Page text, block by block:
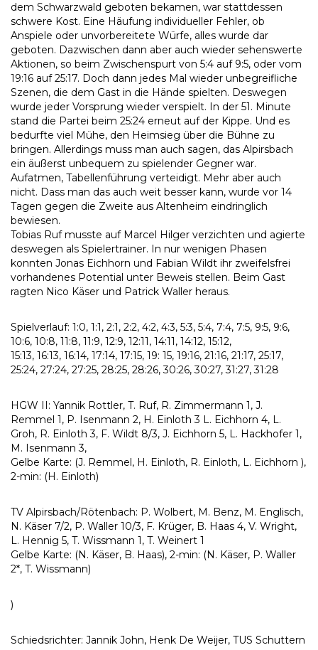
dem Schwarzwald geboten bekamen, war stattdessen
schwere Kost. Eine Häufung individueller Fehler, ob
Anspiele oder unvorbereitete Würfe, alles wurde dar
geboten. Dazwischen dann aber auch wieder sehenswerte
Aktionen, so beim Zwischenspurt von 5:4 auf 9:5, oder vom
19:16 auf 25:17. Doch dann jedes Mal wieder unbegreifliche
Szenen, die dem Gast in die Hände spielten. Deswegen
wurde jeder Vorsprung wieder verspielt. In der 51. Minute
stand die Partei beim 25:24 erneut auf der Kippe. Und es
bedurfte viel Mühe, den Heimsieg über die Bühne zu
bringen. Allerdings muss man auch sagen, das Alpirsbach
ein äußerst unbequem zu spielender Gegner war.
Aufatmen, Tabellenführung verteidigt. Mehr aber auch
nicht. Dass man das auch weit besser kann, wurde vor 14
Tagen gegen die Zweite aus Altenheim eindringlich
bewiesen.
Tobias Ruf musste auf Marcel Hilger verzichten und agierte
deswegen als Spielertrainer. In nur wenigen Phasen
konnten Jonas Eichhorn und Fabian Wildt ihr zweifelsfrei
vorhandenes Potential unter Beweis stellen. Beim Gast
ragten Nico Käser und Patrick Waller heraus.
Spielverlauf: 1:0, 1:1, 2:1, 2:2, 4:2, 4:3, 5:3, 5:4, 7:4, 7:5, 9:5, 9:6,
10:6, 10:8, 11:8, 11:9, 12:9, 12:11, 14:11, 14:12, 15:12,
15:13, 16:13, 16:14, 17:14, 17:15, 19: 15, 19:16, 21:16, 21:17, 25:17,
25:24, 27:24, 27:25, 28:25, 28:26, 30:26, 30:27, 31:27, 31:28
HGW II: Yannik Rottler, T. Ruf, R. Zimmermann 1, J.
Remmel 1, P. Isenmann 2, H. Einloth 3 L. Eichhorn 4, L.
Groh, R. Einloth 3, F. Wildt 8/3, J. Eichhorn 5, L. Hackhofer 1,
M. Isenmann 3,
Gelbe Karte: (J. Remmel, H. Einloth, R. Einloth, L. Eichhorn ),
2-min: (H. Einloth)
TV Alpirsbach/Rötenbach: P. Wolbert, M. Benz, M. Englisch,
N. Käser 7/2, P. Waller 10/3, F. Krüger, B. Haas 4, V. Wright,
L. Hennig 5, T. Wissmann 1, T. Weinert 1
Gelbe Karte: (N. Käser, B. Haas), 2-min: (N. Käser, P. Waller
2*, T. Wissmann)
)
Schiedsrichter: Jannik John, Henk De Weijer, TUS Schuttern